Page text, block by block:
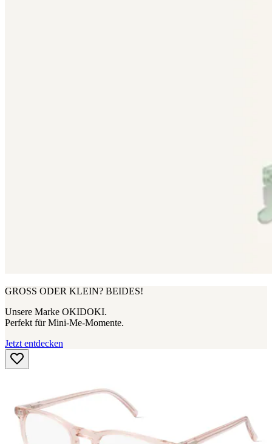
GROSS ODER KLEIN? BEIDES!
Unsere Marke OKIDOKI.
Perfekt für Mini-Me-Momente.
Jetzt entdecken